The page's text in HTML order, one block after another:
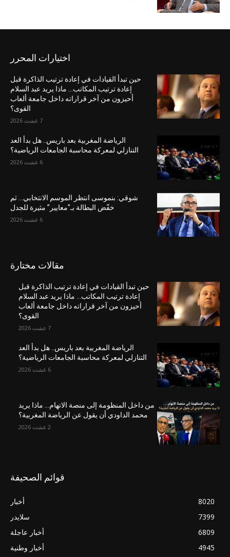
اختيارات المحرر
حين تبدأ القيادات في إعادة ترتيب الذاكرة قبل
إعادة ترتيب المكاتب… ماذا يريد عبد السلام
أحيزون من آخر قراراته داخل جامعة ألعاب
القوى؟
7 غشت 2026
الرياضة المغربية بعد باريس.. هل بدأ العد
التنازلي لمعركة محاسبة الجامعات الرياضية؟
6 غشت 2026
شوقي: بنموسى انتظر الموسم الانتخابي… ثم
خفّض البطالة بـ”معايير” مثيرة للجدل
6 غشت 2026
مقالات مختارة
حين تبدأ القيادات في إعادة ترتيب الذاكرة قبل
إعادة ترتيب المكاتب… ماذا يريد عبد السلام
أحيزون من آخر قراراته داخل جامعة ألعاب
القوى؟
7 غشت 2026
الرياضة المغربية بعد باريس.. هل بدأ العد
التنازلي لمعركة محاسبة الجامعات الرياضية؟
6 غشت 2026
من داخل المنظومة إلى منصة الاتهام… ماذا يريد
محمد الداودي أن يقول عن الرياضة المغربية؟
2 غشت 2026
قوائم الصحيفة
أخبار
8020
سلايدر
7399
أخبار عاجلة
6809
أخبار وطنية
4945